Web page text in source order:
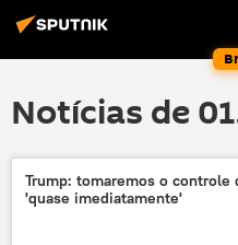
Notícias de
Trump: tomaremos o controle
'quase imediatamente'